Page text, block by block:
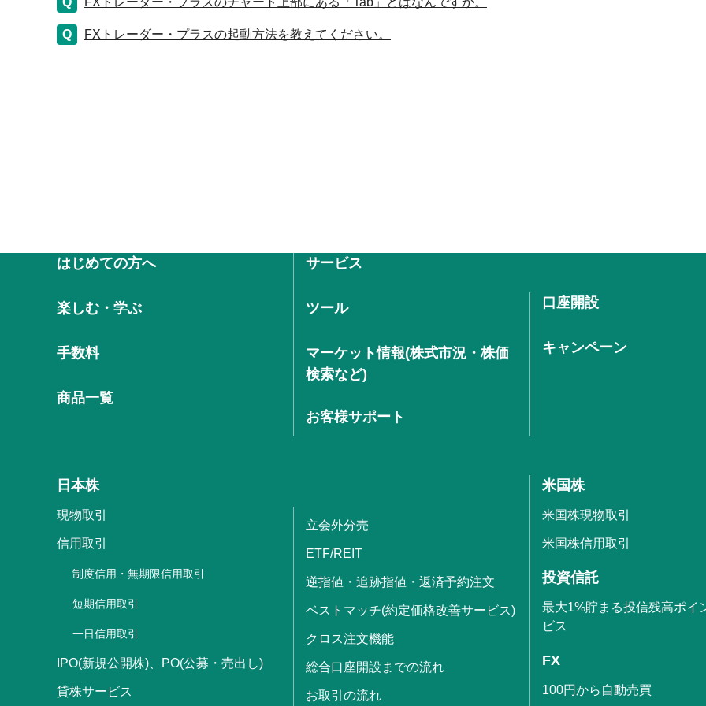
FXトレーダー・プラスの起動方法を教えてください。
はじめての方へ
楽しむ・学ぶ
手数料
商品一覧
サービス
ツール
マーケット情報(株式市況・株価
検索など)
お客様サポート
口座開設
キャンペーン
日本株
現物取引
信用取引
制度信用・無期限信用取引
短期信用取引
一日信用取引
IPO(新規公開株)、PO(公募・売出し)
貸株サービス
立会外分売
ETF/REIT
逆指値・追跡指値・返済予約注文
ベストマッチ(約定価格改善サービス)
クロス注文機能
総合口座開設までの流れ
お取引の流れ
米国株
米国株現物取引
米国株信用取引
投資信託
最大1%貯まる投信残高ポイ
ビス
FX
100円から自動売買